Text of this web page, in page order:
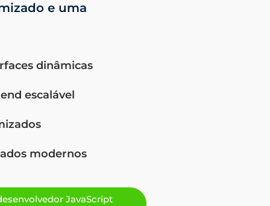
e uma
dinâmicas
escalável
modernos
JavaScript